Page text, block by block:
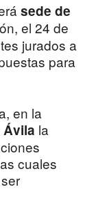
sede de
el 24 de
jurados a
para
en la
la
cuales